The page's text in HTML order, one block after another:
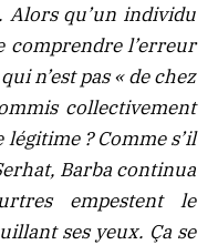
Alors qu’un individu
comprendre l’erreur
n’est pas « de chez
collectivement
? Comme s’il
Barba continua
empestent le
ses yeux. Ça se